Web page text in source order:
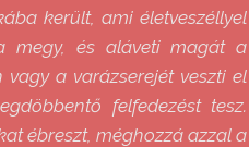
került, ami életveszéllyel
megy, és aláveti magát a
a varázserejét veszti el
felfedezést tesz.
ébreszt, méghozzá azzal a